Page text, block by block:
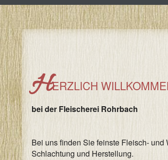
Viehandel / Schlachtung / Zerlegung
HERZLICH
bei der Fleischerei Rohrbach
Bei uns finden Sie feinste Fleisch- und
Schlachtung und Herstellung.